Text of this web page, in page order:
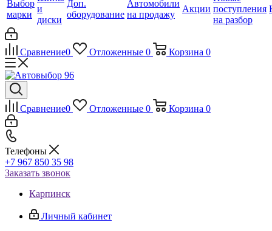
Выбор
марки
и
диски
Доп.
оборудование
Автомобили
на продажу
Акции поступления
на разбор
Сравнение0 Отложенные 0 Корзина 0
Сравнение0 Отложенные 0 Корзина 0
Телефоны
+7 967 850 35 98
Заказать звонок
Карпинск
Личный кабинет